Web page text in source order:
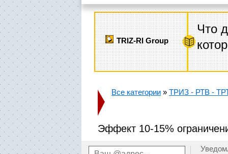
TRIZ-RI Group
Что
Все категории » ТРИЗ - РТВ -
Эффект 10-15%